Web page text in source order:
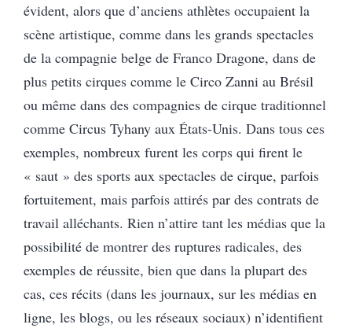
évident, alors que d’anciens athlètes occupaient la
scène artistique, comme dans les grands spectacles
de la compagnie belge de Franco Dragone, dans de
plus petits cirques comme le Circo Zanni au Brésil
ou même dans des compagnies de cirque traditionnel
comme Circus Tyhany aux États-Unis. Dans tous ces
exemples, nombreux furent les corps qui firent le
« saut » des sports aux spectacles de cirque, parfois
fortuitement, mais parfois attirés par des contrats de
travail alléchants. Rien n’attire tant les médias que la
possibilité de montrer des ruptures radicales, des
exemples de réussite, bien que dans la plupart des
cas, ces récits (dans les journaux, sur les médias en
ligne, les blogs, ou les réseaux sociaux) n’identifient